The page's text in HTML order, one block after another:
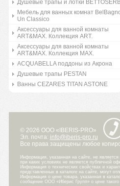
Душевые трапы и лотки
Мебель для ванных комнат
Un Classico
Аксессуары для ванной комнаты
ART&MAX. Коллекция ART.
Аксессуары для ванной комнаты
ART&MAX. Коллекция MAX.
ACQUABELLA поддоны из Акрона
Душевые трапы PESTAN
Ванны CEZARES TITAN ASTONE
© 2026 ООО «IBERIS-PRO»
Эл. почта: info@iberis-pro.ru
Все права защищены любое
Информация, указанная на сайте, не
при каких условиях не является публичной
Информация о технических свойствах и
представленных в каталоге на сайте, могут
Информация о цене товара, указанная в
сообщение ООО «Иберис Групп» о цене такого